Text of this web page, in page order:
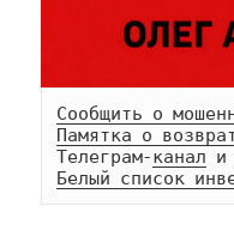
Сообщить о
Памятка о
Телеграм-канал и
Белый список